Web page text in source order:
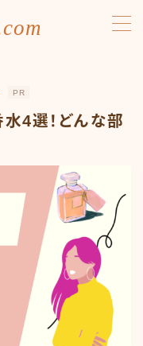
記
PR
4選！どんな部